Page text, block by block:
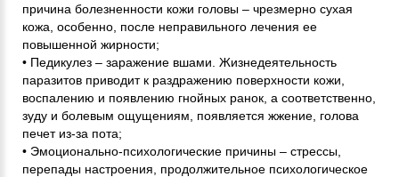
причина болезненности кожи головы – чрезмерно сухая
кожа, особенно, после неправильного лечения ее
повышенной жирности;
• Педикулез – заражение вшами. Жизнедеятельность
паразитов приводит к раздражению поверхности кожи,
воспалению и появлению гнойных ранок, а соответственно,
зуду и болевым ощущениям, появляется жжение, голова
печет из-за пота;
• Эмоционально-психологические причины – стрессы,
перепады настроения, продолжительное психологическое